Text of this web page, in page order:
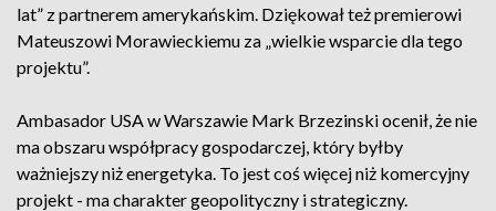
lat” z partnerem amerykańskim. Dziękował też premierowi
Mateuszowi Morawieckiemu za „wielkie wsparcie dla tego
projektu”.
Ambasador USA w Warszawie Mark Brzezinski ocenił, że nie
ma obszaru współpracy gospodarczej, który byłby
ważniejszy niż energetyka. To jest coś więcej niż komercyjny
projekt - ma charakter geopolityczny i strategiczny.